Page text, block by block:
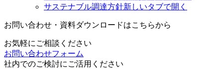
サステナブル調達方針新しいタブで開く
お問い合わせ・資料ダウンロードはこちらから
お気軽にご相談ください
お問い合わせフォーム
社内でのご検討にご活用ください